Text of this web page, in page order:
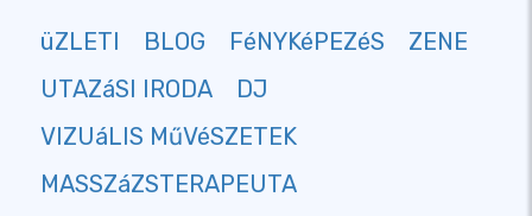
üZLETI BLOG FéNYKéPEZéS
ZENE
UTAZáSI IRODA
DJ
VIZUáLIS MűVéSZETEK
MASSZáZSTERAPEUTA